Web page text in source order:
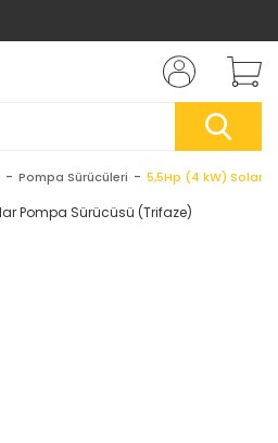
Pompa Sürücüleri 5,5Hp (4 kW) Solar